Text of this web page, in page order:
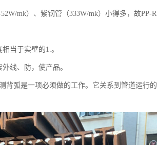
mk）、紫钢管（333W/mk）小得多，故PP-R
当于实壁的1.。
线、防，使产品。
背弧是一项必须做的工作。它关系到管道运行的